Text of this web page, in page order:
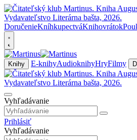
DoručenieKníhkupectváKnihovrátok
Knihy E-knihyAudioknihyHryFilmy
Vyhľadávanie
Prihlásiť
Vyhľadávanie